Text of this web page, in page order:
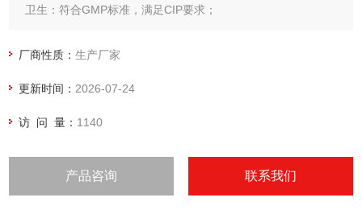
卫生：符合GMP标准，满足CIP要求；
安静：无震动、噪音低等。
厂商性质：生产厂家
更新时间： 2026-07-24
访 问 量： 1140
产品咨询 联系我们